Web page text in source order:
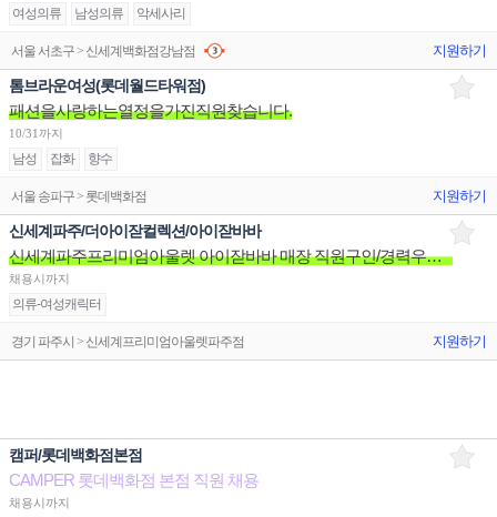
여성의류 남성의류 악세사리
서울 서초구 > 신세계백화점강남점 지원하기
톰브라운여성(롯데월드타워점)
패션을사랑하는열정을가진직원찾습니다.
10/31까지
남성 잡화 향수
서울 송파구 > 롯데백화점 지원하기
신세계파주/더아이잗컬렉션/아이잗바바
신세계파주프리미엄아울렛 아이잗바바 매장 직원구인/경력우대/분위기좋은매장/장기근무환영
채용시까지
의류-여성캐릭터
경기 파주시 > 신세계프리미엄아울렛파주점 지원하기
캠퍼/롯데백화점본점
CAMPER 롯데백화점 본점 직원 채용
채용시까지